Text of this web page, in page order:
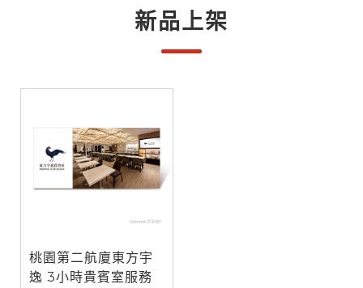
新品上架
桃園第二航廈東方宇
逸 3小時貴賓室服務